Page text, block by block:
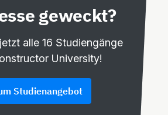
geweckt?
alle 16 Studiengänge
University!
Studienangebot